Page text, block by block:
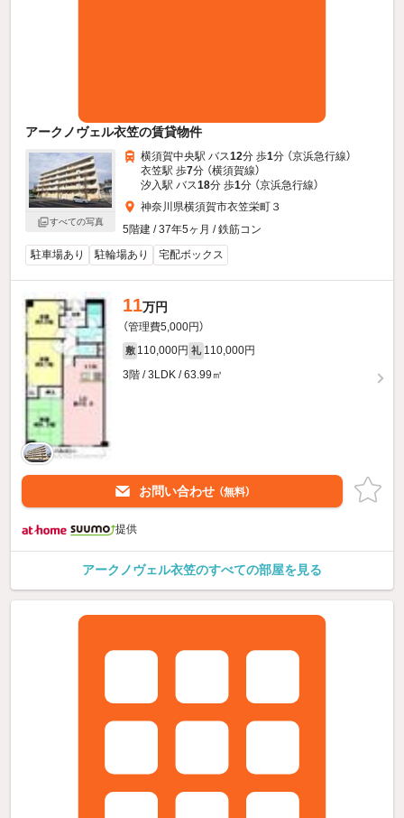
アークノヴェル衣笠の賃貸物件
すべての写真
横須賀中央駅 バス12分 歩1分 （京浜急行線）
衣笠駅 歩7分 （横須賀線）
汐入駅 バス18分 歩1分 （京浜急行線）
神奈川県横須賀市衣笠栄町３
5階建 / 37年5ヶ月 / 鉄筋コン
駐車場あり
駐輪場あり 宅配ボックス
11万円
（管理費5,000円）
敷 110,000円 礼 110,000円
3階 / 3LDK / 63.99㎡
お問い合わせ （無料）
提供
アークノヴェル衣笠のすべての部屋を見る